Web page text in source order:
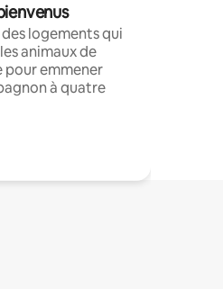
logements qui
animaux de
pour emmener
à quatre